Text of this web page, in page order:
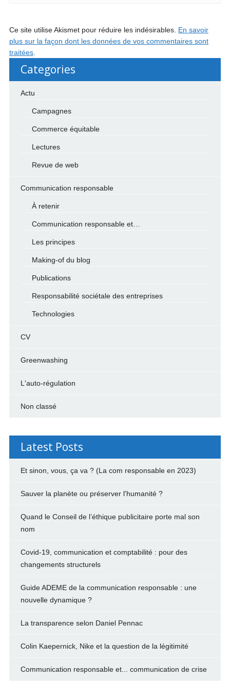
Ce site utilise Akismet pour réduire les indésirables. En savoir
plus sur la façon dont les données de vos commentaires sont
traitées.
Categories
Actu
Campagnes
Commerce équitable
Lectures
Revue de web
Communication responsable
À retenir
Communication responsable et…
Les principes
Making-of du blog
Publications
Responsabilité sociétale des entreprises
Technologies
CV
Greenwashing
L'auto-régulation
Non classé
Latest Posts
Et sinon, vous, ça va ? (La com responsable en 2023)
Sauver la planète ou préserver l'humanité ?
Quand le Conseil de l’éthique publicitaire porte mal son
nom
Covid-19, communication et comptabilité : pour des
changements structurels
Guide ADEME de la communication responsable : une
nouvelle dynamique ?
La transparence selon Daniel Pennac
Colin Kaepernick, Nike et la question de la légitimité
Communication responsable et... communication de crise